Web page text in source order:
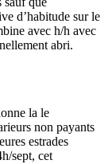
d’habitude sur le
avec h/h avec
abri.
la le
non payants
estrades
sept, cet